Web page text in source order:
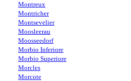
Montreux
Montricher
Montsevelier
Moosleerau
Moosseedorf
Morbio Inferiore
Morbio Superiore
Morcles
Morcote